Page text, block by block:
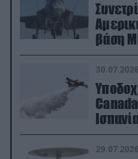
βάση
30.07.2026
29.07.2026